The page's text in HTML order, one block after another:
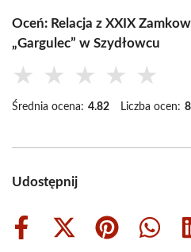
Oceń: Relacja z XXIX
„Gargulec” w Szydłowcu
★ ★ ★ ★ ★
Średnia ocena: 4.82 Liczba ocen: 8
Udostępnij
Share
Share
Share
Share